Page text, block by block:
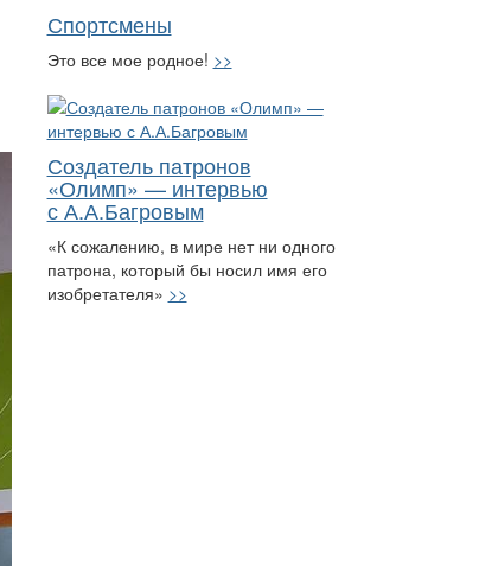
Спортсмены
Это все мое родное! >>
Создатель патронов
«Олимп» — интервью
с А.А.Багровым
«К сожалению, в мире нет ни одного
патрона, который бы носил имя его
изобретателя» >>